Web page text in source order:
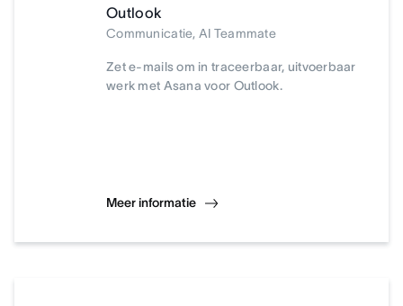
Outlook
Communicatie, AI Teammate
Zet e-mails om in traceerbaar, uitvoerbaar
werk met Asana voor Outlook.
Meer informatie